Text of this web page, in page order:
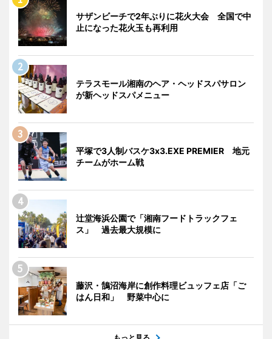
サザンビーチで2年ぶりに花火大会 全国で中
止になった花火玉も再利用
テラスモール湘南のヘア・ヘッドスパサロン
が新ヘッドスパメニュー
平塚で3人制バスケ3x3.EXE PREMIER 地元
チームがホーム戦
辻堂海浜公園で「湘南フードトラックフェ
ス」 過去最大規模に
藤沢・鵠沼海岸に創作料理ビュッフェ店「ご
はん日和」 野菜中心に